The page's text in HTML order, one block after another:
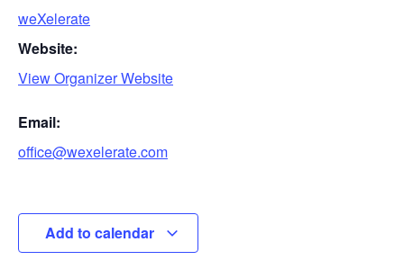
weXelerate
Website:
View Organizer Website
Email:
office@wexelerate.com
Add to calendar